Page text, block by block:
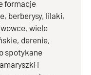
formacje
berberysy, lilaki,
wiele
derenie,
spotykane
i